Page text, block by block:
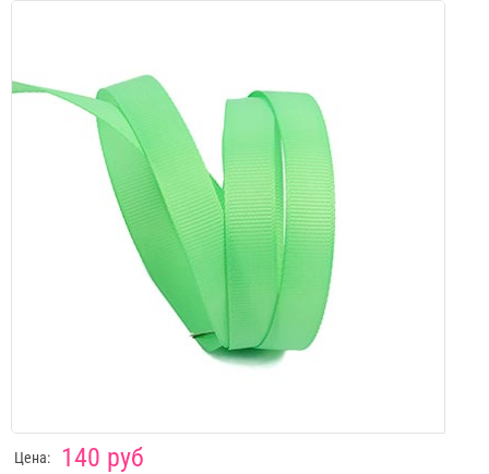
Цена: 140 руб